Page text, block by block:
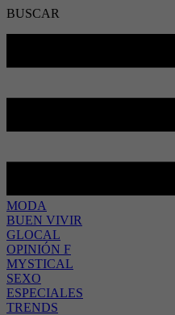
BUSCAR
MODA
BUEN VIVIR
GLOCAL
OPINIÓN F
MYSTICAL
SEXO
ESPECIALES
TRENDS